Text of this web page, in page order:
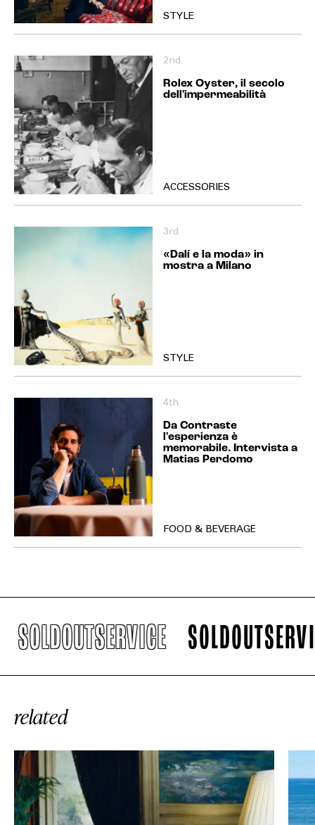
STYLE
2nd
Rolex Oyster, il secolo
dell'impermeabilità
ACCESSORIES
3rd
«Dalí e la moda» in
mostra a Milano
STYLE
4th
Da Contraste
l'esperienza è
memorabile. Intervista a
Matias Perdomo
FOOD & BEVERAGE
related